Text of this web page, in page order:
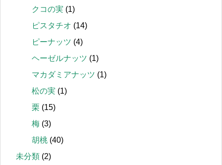
クコの実 (1)
ピスタチオ (14)
ピーナッツ (4)
ヘーゼルナッツ (1)
マカダミアナッツ (1)
松の実 (1)
栗 (15)
梅 (3)
胡桃 (40)
未分類 (2)